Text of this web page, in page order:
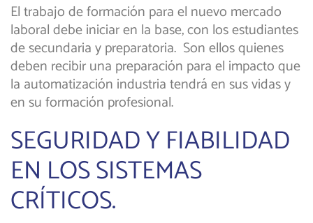
El trabajo de formación para el nuevo mercado
laboral debe iniciar en la base, con los estudiantes
de secundaria y preparatoria. Son ellos quienes
deben recibir una preparación para el impacto que
la automatización industria tendrá en sus vidas y
en su formación profesional.
SEGURIDAD Y FIABILIDAD
EN LOS SISTEMAS
CRÍTICOS.